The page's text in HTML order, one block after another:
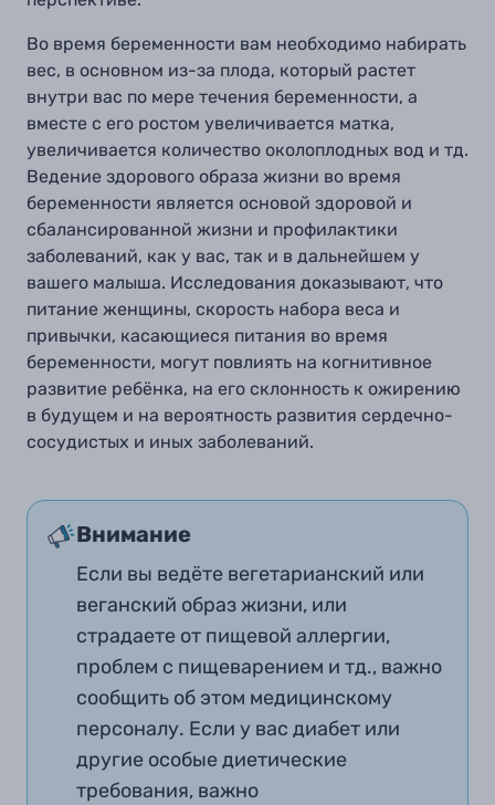
Во время беременности вам необходимо набирать
вес, в основном из-за плода, который растет
внутри вас по мере течения беременности, а
вместе с его ростом увеличивается матка,
увеличивается количество околоплодных вод и тд.
Ведение здорового образа жизни во время
беременности является основой здоровой и
сбалансированной жизни и профилактики
заболеваний, как у вас, так и в дальнейшем у
вашего малыша. Исследования доказывают, что
питание женщины, скорость набора веса и
привычки, касающиеся питания во время
беременности, могут повлиять на когнитивное
развитие ребёнка, на его склонность к ожирению
в будущем и на вероятность развития сердечно-
сосудистых и иных заболеваний.
Внимание
Если вы ведёте вегетарианский или
веганский образ жизни, или
страдаете от пищевой аллергии,
проблем с пищеварением и тд., важно
сообщить об этом медицинскому
персоналу. Если у вас диабет или
другие особые диетические
требования, важно